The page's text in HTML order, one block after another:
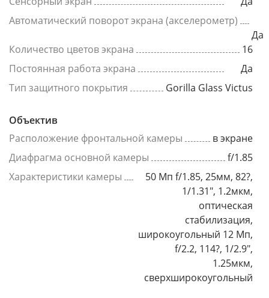
Автоматический поворот экрана (акселерометр)
Да
Количество цветов экрана
16
Постоянная работа экрана
Да
Тип защитного покрытия
Gorilla Glass Victus
Объектив
Расположение фронтальной камеры
в экране
Диафрагма основной камеры
f/1.85
Характеристики камеры
50 Мп f/1.85, 25мм, 82?,
1/1.31", 1.2мкм,
оптическая
стабилизация,
широкоугольный 12 Мп,
f/2.2, 114?, 1/2.9",
1.25мкм,
сверхширокоугольный